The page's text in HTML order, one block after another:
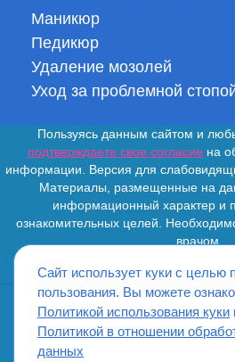
Маникюр
Педикюр
Удаление мозолей
Уход за проблемной
Пользуясь данным сайтом и
подтверждаете свое согласие на
информации. Версия для
Материалы, размещенные на
информационный характер и
ознакомительных целей.
врачом.
ИМЕЮТСЯ
ПРОКОНСУЛЬТИРОВАТЬСЯ СО
Сайт использует куки с целью
пользования. Вы можете
Политикой использования куки
Политикой в отношении
данных